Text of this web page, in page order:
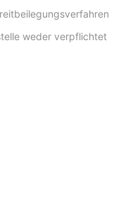
weder verpflichtet